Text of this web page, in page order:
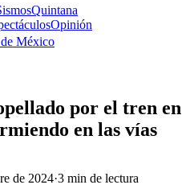
Quintana
Opinión
México
por el tren en
en las vías
de 2024·3 min de lectura